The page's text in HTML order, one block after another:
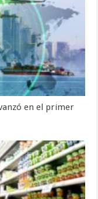
en el primer